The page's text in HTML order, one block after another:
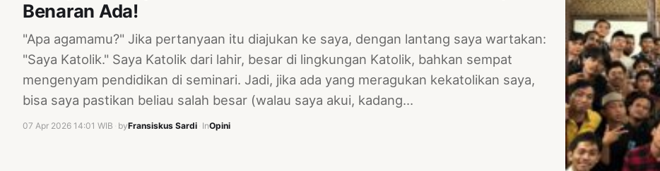
Benaran Ada!
"Apa agamamu?" Jika pertanyaan itu diajukan ke saya, dengan lantang saya wartakan:
"Saya Katolik." Saya Katolik dari lahir, besar di lingkungan Katolik, bahkan sempat
mengenyam pendidikan di seminari. Jadi, jika ada yang meragukan kekatolikan saya,
bisa saya pastikan beliau salah besar (walau saya akui, kadang…
07 Apr 2026 14:01 WIB byFransiskus Sardi InOpini